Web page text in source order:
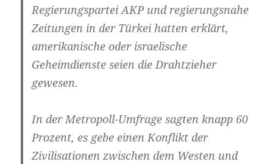
Regierungspartei AKP und regierungsnahe
Zeitungen in der Türkei hatten erklärt,
amerikanische oder israelische
Geheimdienste seien die Drahtzieher
gewesen.
In der Metropoll-Umfrage sagten knapp 60
Prozent, es gebe einen Konflikt der
Zivilisationen zwischen dem Westen und